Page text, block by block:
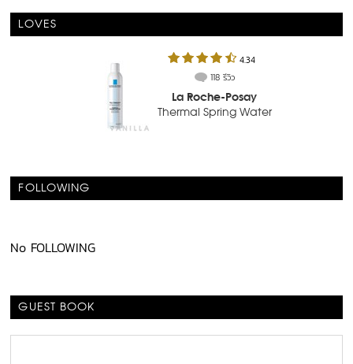
LOVES
4.34
118 รีวิว
La Roche-Posay
Thermal Spring Water
FOLLOWING
No FOLLOWING
GUEST BOOK